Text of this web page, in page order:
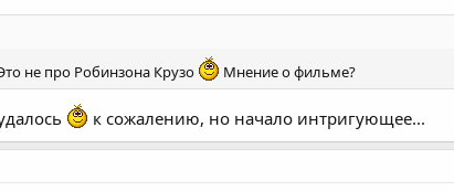
не про Робинзона Крузо
Мнение о фильме?
к сожалению, но начало интригующее...